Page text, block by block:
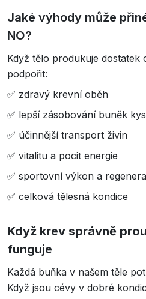
Jaké výhody může
NO?
Když tělo produkuje dostatek
podpořit:
✅ zdravý krevní oběh
✅ lepší zásobování buněk
✅ účinnější transport živin
✅ vitalitu a pocit energie
✅ sportovní výkon a
✅ celková tělesná kondice
Když krev správně
funguje
Každá buňka v našem těle
Když jsou cévy v dobré